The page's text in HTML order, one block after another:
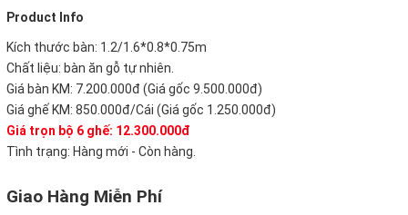
Product Info
Kích thước bàn: 1.2/1.6*0.8*0.75m
Chất liệu: bàn ăn gỗ tự nhiên.
Giá bàn KM: 7.200.000đ (Giá gốc 9.500.000đ)
Giá ghế KM: 850.000đ/Cái (Giá gốc 1.250.000đ)
Giá trọn bộ 6 ghế: 12.300.000đ
Tình trạng: Hàng mới - Còn hàng.
Giao Hàng Miễn Phí